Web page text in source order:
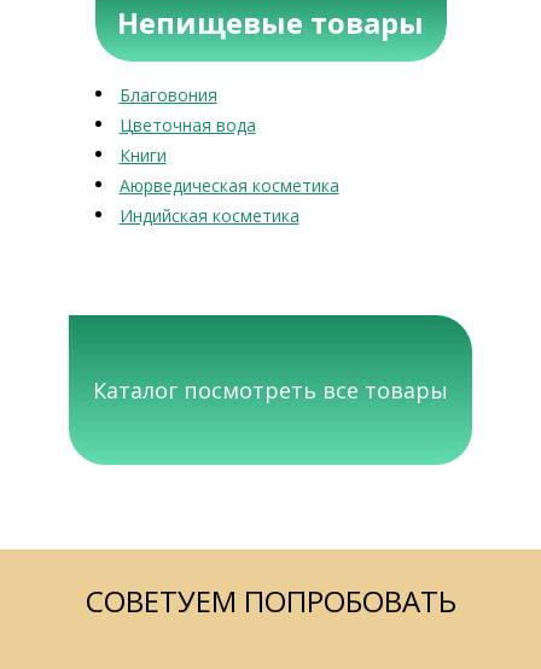
Непищевые товары
Благовония
Цветочная вода
Книги
Аюрведическая косметика
Индийская косметика
Каталог посмотреть все товары
СОВЕТУЕМ ПОПРОБОВАТЬ